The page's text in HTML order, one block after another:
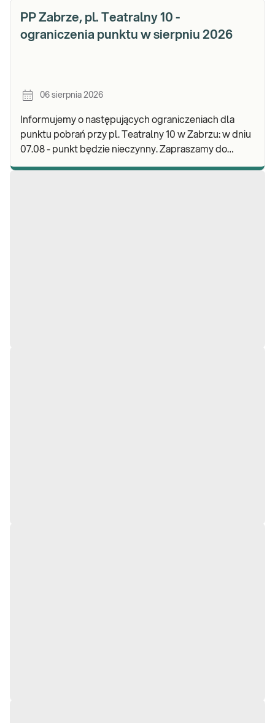
PP Zabrze, pl. Teatralny 10 -
ograniczenia punktu w sierpniu 2026
06 sierpnia 2026
Informujemy o następujących ograniczeniach dla
punktu pobrań przy pl. Teatralny 10 w Zabrzu: w dniu
07.08 - punkt będzie nieczynny. Zapraszamy do